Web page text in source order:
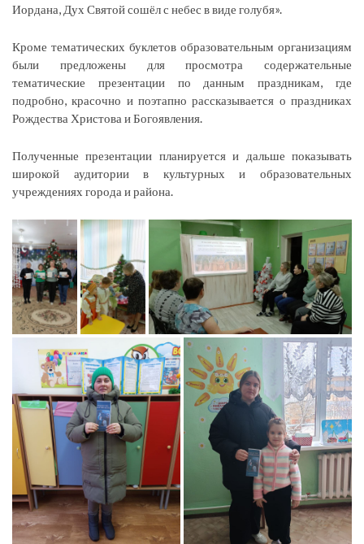
Иордана, Дух Святой сошёл с небес в виде голубя».
Кроме тематических буклетов образовательным организациям
были предложены для просмотра содержательные
тематические презентации по данным праздникам, где
подробно, красочно и поэтапно рассказывается о праздниках
Рождества Христова и Богоявления.
Полученные презентации планируется и дальше показывать
широкой аудитории в культурных и образовательных
учреждениях города и района.